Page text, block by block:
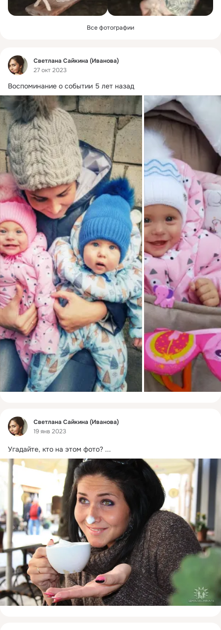
Все фотографии
Фид
Светлана Сайкина (Иванова)
27 окт 2023
Воспоминание о событии 5 лет назад
Фид
Светлана Сайкина (Иванова)
19 янв 2023
Угадайте, кто на этом фото? ...